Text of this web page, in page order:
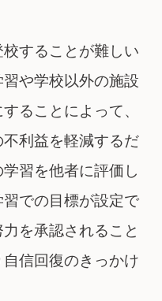
することが難しい
や学校以外の施設
ることによって、
利益を軽減するだ
習を他者に評価し
での目標が設定で
を承認されること
信回復のきっかけ